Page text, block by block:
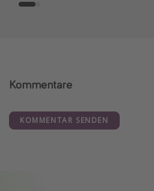
Kommentare
KOMMENTAR SENDEN